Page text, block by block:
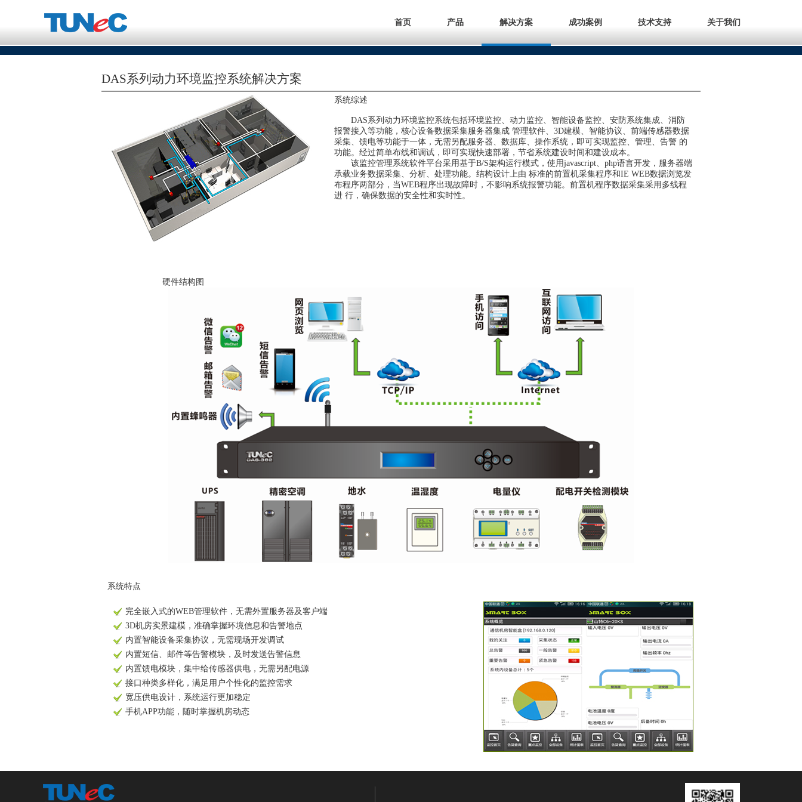
首页 产品 解决方案 成功案例 技术支持 关于我们
DAS系列动力环境监控系统解决方案
系统综述
DAS系列动力环境监控系统包括环境监控、动力监控、智能设备监控、安防系统集成、消防
报警接入等功能，核心设备数据采集服务器集成 管理软件、3D建模、智能协议、前端传感器数据
采集、馈电等功能于一体，无需另配服务器、数据库、操作系统，即可实现监控、管理、告警 的
功能。经过简单布线和调试，即可实现快速部署，节省系统建设时间和建设成本。
该监控管理系统软件平台采用基于B/S架构运行模式，使用javascript、php语言开发，服务器端
承载业务数据采集、分析、处理功能。结构设计上由 标准的前置机采集程序和IE WEB数据浏览发
布程序两部分，当WEB程序出现故障时，不影响系统报警功能。前置机程序数据采集采用多线程
进 行，确保数据的安全性和实时性。
硬件结构图
系统特点
完全嵌入式的WEB管理软件，无需外置服务器及客户端
3D机房实景建模，准确掌握环境信息和告警地点
内置智能设备采集协议，无需现场开发调试
内置短信、邮件等告警模块，及时发送告警信息
内置馈电模块，集中给传感器供电，无需另配电源
接口种类多样化，满足用户个性化的监控需求
宽压供电设计，系统运行更加稳定
手机APP功能，随时掌握机房动态